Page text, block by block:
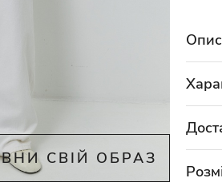
СВІЙ ОБРАЗ